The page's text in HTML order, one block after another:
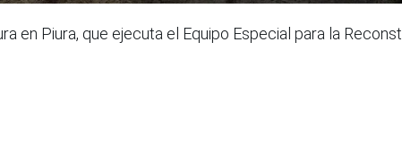
en Piura, que ejecuta el Equipo Especial para la